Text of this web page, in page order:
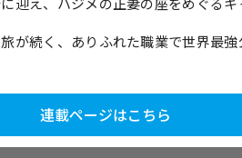
迎え、ハジメの正妻の座をめぐる
が続く、ありふれた職業で世界最
連載ページはこちら